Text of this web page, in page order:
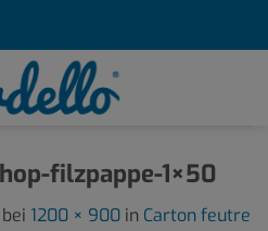
filzpappe-1×50
bei 1200 × 900 in Carton feutre